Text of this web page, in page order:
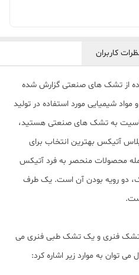
کاربران
از تشک های صنعتی گزارش شده
شیمیایی مورد استفاده در تولید
به تشک های صنعتی هستید،
آتیکس بهترین انتخاب برای
محصولات منحصر به فرد آتیکس
دو رویه بودن آن است. یک طرف
تشک فنری و یک تشک طبی فنری می
توان به موارد زیر اشاره کرد: